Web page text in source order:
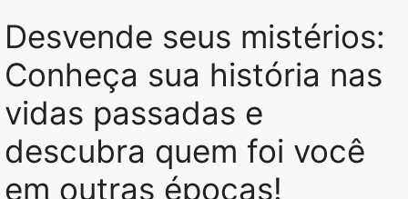
Desvende seus mistérios:
Conheça sua história nas
vidas passadas e
descubra quem foi você
em outras épocas!